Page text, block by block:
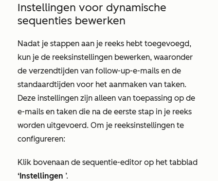
Instellingen voor dynamische
sequenties bewerken
Nadat je stappen aan je reeks hebt toegevoegd,
kun je de reeksinstellingen bewerken, waaronder
de verzendtijden van follow-up-e-mails en de
standaardtijden voor het aanmaken van taken.
Deze instellingen zijn alleen van toepassing op de
e-mails en taken die na de eerste stap in je reeks
worden uitgevoerd. Om je reeksinstellingen te
configureren:
Klik bovenaan de sequentie-editor op het tabblad
‘Instellingen ’.